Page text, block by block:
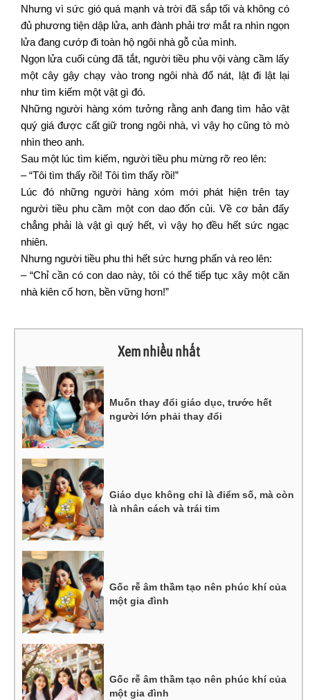
Nhưng vì sức gió quá mạnh và trời đã sắp tối và không có
đủ phương tiện dập lửa, anh đành phải trơ mắt ra nhìn ngọn
lửa đang cướp đi toàn hộ ngôi nhà gỗ của mình.
Ngọn lửa cuối cùng đã tắt, người tiều phu vội vàng cầm lấy
một cây gậy chạy vào trong ngôi nhà đổ nát, lật đi lật lại
như tìm kiếm một vật gì đó.
Những người hàng xóm tưởng rằng anh đang tìm hảo vật
quý giá được cất giữ trong ngôi nhà, vì vậy họ cũng tò mò
nhìn theo anh.
Sau một lúc tìm kiếm, người tiều phu mừng rỡ reo lên:
– “Tôi tìm thấy rồi! Tôi tìm thấy rồi!”
Lúc đó những người hàng xóm mới phát hiện trên tay
người tiều phu cầm một con dao đốn củi. Về cơ bản đấy
chẳng phải là vật gì quý hết, vì vậy họ đều hết sức ngạc
nhiên.
Nhưng người tiều phu thì hết sức hưng phấn và reo lên:
– “Chỉ cần có con dao này, tôi có thể tiếp tục xây một căn
nhà kiên cố hơn, bền vững hơn!”
Xem nhiều nhất
Muốn thay đổi giáo dục, trước hết
người lớn phải thay đổi
Giáo dục không chỉ là điểm số, mà còn
là nhân cách và trái tim
Gốc rễ âm thầm tạo nên phúc khí của
một gia đình
Gốc rễ âm thầm tạo nên phúc khí của
một gia đình